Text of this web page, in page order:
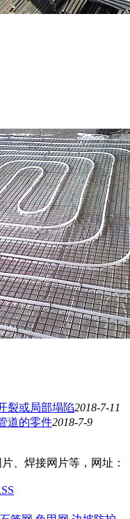
裂或局部塌陷2018-7-11
道的零件2018-7-9
、焊接网片等，网址：